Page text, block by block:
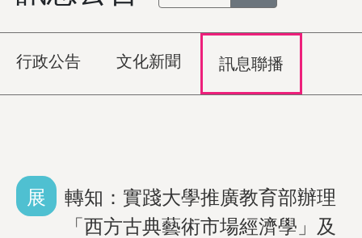
行政公告 文化新聞 訊息聯播
展
轉知：實踐大學推廣教育部辦理
「西方古典藝術市場經濟學」及